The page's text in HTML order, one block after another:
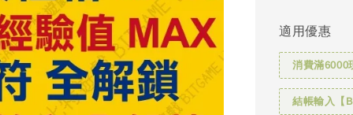
適用優惠
消費滿6000
結帳輸入【